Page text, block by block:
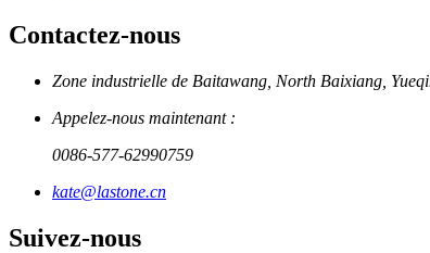
Contactez-nous
Zone industrielle de Baitawang, North Baixiang,
Appelez-nous maintenant :
0086-577-62990759
kate@lastone.cn
Suivez-nous